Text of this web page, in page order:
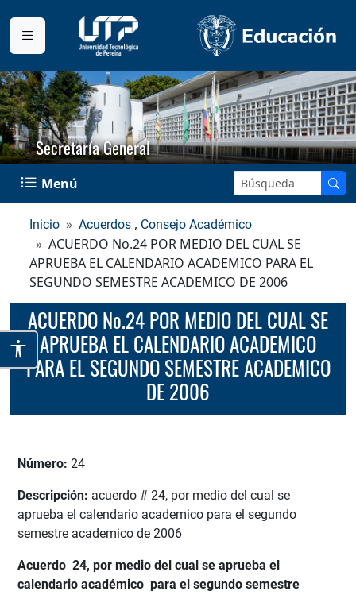
Secretaría General
Menú Buscar en el sitio:
Inicio Acuerdos , Consejo Académico
ACUERDO No.24 POR MEDIO DEL CUAL SE
APRUEBA EL CALENDARIO ACADEMICO PARA EL
SEGUNDO SEMESTRE ACADEMICO DE 2006
ACUERDO No.24 POR MEDIO DEL CUAL SE
APRUEBA EL CALENDARIO ACADEMICO
PARA EL SEGUNDO SEMESTRE ACADEMICO
DE 2006
Número: 24
Descripción: acuerdo # 24, por medio del cual se
aprueba el calendario academico para el segundo
semestre academico de 2006
Acuerdo 24, por medio del cual se aprueba el
calendario académico para el segundo semestre